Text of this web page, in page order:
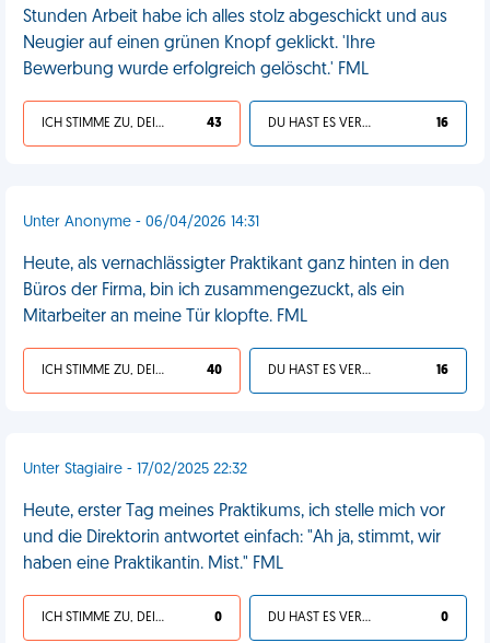
Stunden Arbeit habe ich alles stolz abgeschickt und aus
Neugier auf einen grünen Knopf geklickt. 'Ihre
Bewerbung wurde erfolgreich gelöscht.' FML
ICH STIMME ZU, DEIN LEBEN IST SCHEISSE 43 DU HAST ES VERDIENT 16
Unter Anonyme - 06/04/2026 14:31
Heute, als vernachlässigter Praktikant ganz hinten in den
Büros der Firma, bin ich zusammengezuckt, als ein
Mitarbeiter an meine Tür klopfte. FML
ICH STIMME ZU, DEIN LEBEN IST SCHEISSE 40 DU HAST ES VERDIENT 16
Unter Stagiaire - 17/02/2025 22:32
Heute, erster Tag meines Praktikums, ich stelle mich vor
und die Direktorin antwortet einfach: "Ah ja, stimmt, wir
haben eine Praktikantin. Mist." FML
ICH STIMME ZU, DEIN LEBEN IST SCHEISSE 0 DU HAST ES VERDIENT 0